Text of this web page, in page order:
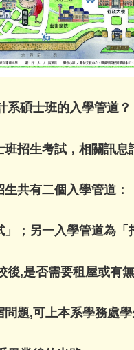
系碩士班的入學管道？
班招生考試，相關訊息
生共有二個入學管道：
；另一入學管道為「
後,是否需要租屋或有
問題,可上本系學務處